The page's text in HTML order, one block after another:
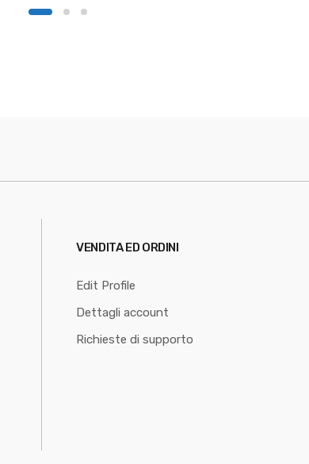
VENDITA ED ORDINI
Edit Profile
Dettagli account
Richieste di supporto